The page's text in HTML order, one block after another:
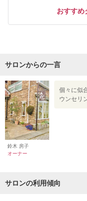
おすすめ
サロンからの一言
鈴木 房子
オーナー
個々に似
ウンセリ
サロンの利用傾向